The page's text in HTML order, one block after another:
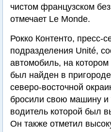
чистом французском
отмечает Le Monde.
Рокко Контенто, пресс-
подразделения Unité,
автомобиль, на
был найден в
северо-восточной
бросили свою машину и
водитель которой был
Он также отметил